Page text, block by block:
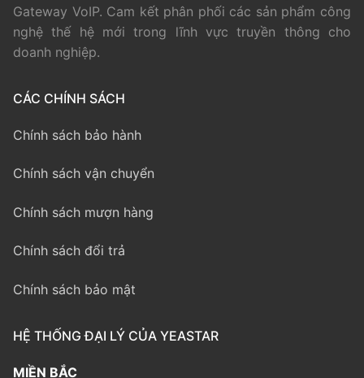
Gateway VoIP. Cam kết phân phối các sản phẩm công
nghệ thế hệ mới trong lĩnh vực truyền thông cho
doanh nghiệp.
CÁC CHÍNH SÁCH
Chính sách bảo hành
Chính sách vận chuyển
Chính sách mượn hàng
Chính sách đổi trả
Chính sách bảo mật
HỆ THỐNG ĐẠI LÝ CỦA YEASTAR
MIỀN BẮC